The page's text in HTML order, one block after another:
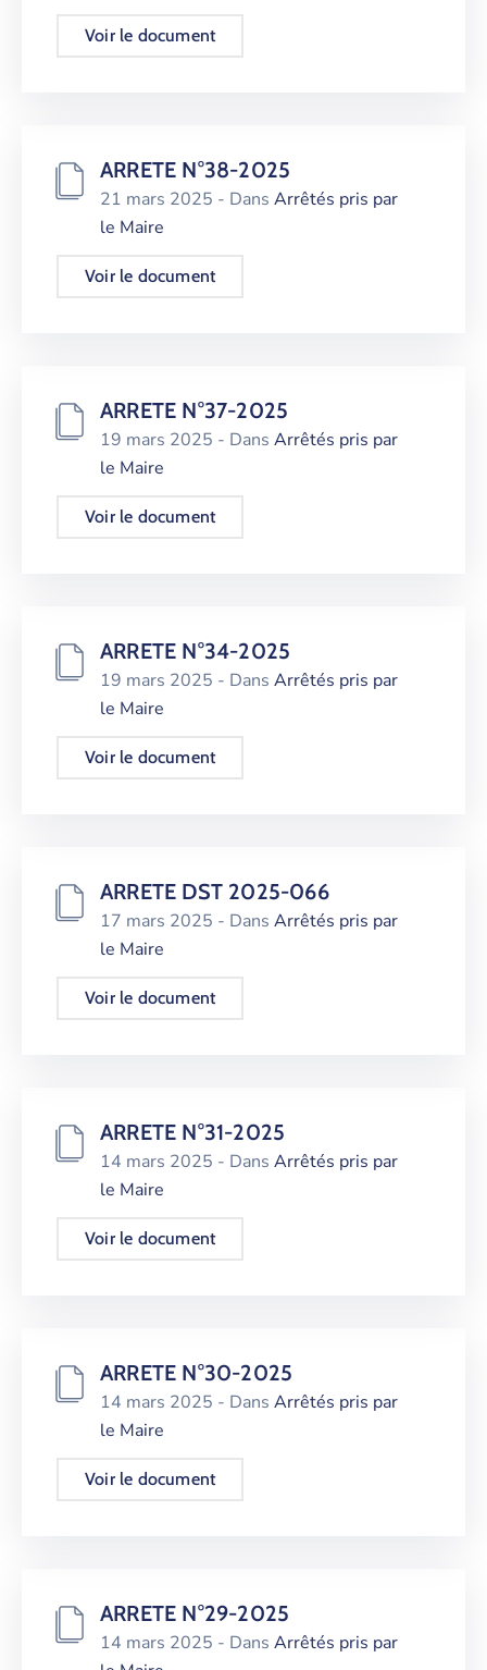
Voir le document
ARRETE N°38-2025
21 mars 2025 - Dans Arrêtés pris par
le Maire
Voir le document
ARRETE N°37-2025
19 mars 2025 - Dans Arrêtés pris par
le Maire
Voir le document
ARRETE N°34-2025
19 mars 2025 - Dans Arrêtés pris par
le Maire
Voir le document
ARRETE DST 2025-066
17 mars 2025 - Dans Arrêtés pris par
le Maire
Voir le document
ARRETE N°31-2025
14 mars 2025 - Dans Arrêtés pris par
le Maire
Voir le document
ARRETE N°30-2025
14 mars 2025 - Dans Arrêtés pris par
le Maire
Voir le document
ARRETE N°29-2025
14 mars 2025 - Dans Arrêtés pris par